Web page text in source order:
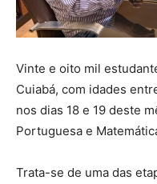
Vinte e oito mil
Cuiabá, com idades
nos dias 18 e 19 deste
Portuguesa e
Trata-se de uma das